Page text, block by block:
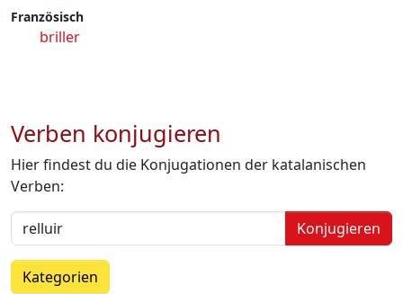
Französisch
briller
Verben konjugieren
Hier findest du die Konjugationen der katalanischen
Verben:
Konjugieren
Kategorien